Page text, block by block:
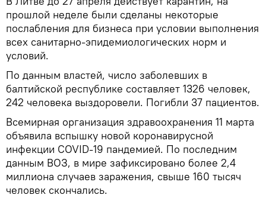
прошлой неделе были сделаны некоторые
послабления для бизнеса при условии выполнения
всех санитарно-эпидемиологических норм и
условий.
По данным властей, число заболевших в
балтийской республике составляет 1326 человек,
242 человека выздоровели. Погибли 37 пациентов.
Всемирная организация здравоохранения 11 марта
объявила вспышку новой коронавирусной
инфекции COVID-19 пандемией. По последним
данным ВОЗ, в мире зафиксировано более 2,4
миллиона случаев заражения, свыше 160 тысяч
человек скончались.